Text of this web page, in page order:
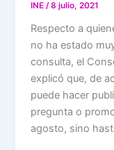
INE/8 julio, 2021
Respecto a
no ha estado
consulta, el
explicó que, de
puede hacer
pregunta o
agosto, sino